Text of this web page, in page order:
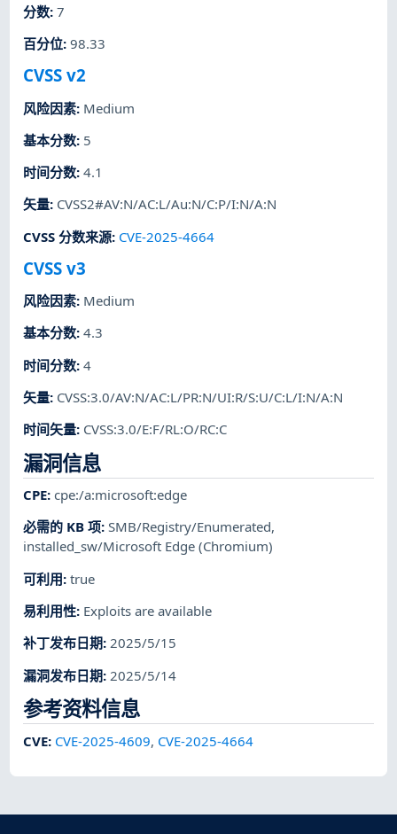
分数:7
百分位:98.33
CVSS v2
风险因素: Medium
基本分数: 5
时间分数:4.1
矢量: CVSS2#AV:N/AC:L/Au:N/C:P/I:N/A:N
CVSS 分数来源: CVE-2025-4664
CVSS v3
风险因素: Medium
基本分数:4.3
时间分数:4
矢量: CVSS:3.0/AV:N/AC:L/PR:N/UI:R/S:U/C:L/I:N/A:N
时间矢量: CVSS:3.0/E:F/RL:O/RC:C
漏洞信息
CPE:cpe:/a:microsoft:edge
必需的 KB 项:SMB/Registry/Enumerated,
installed_sw/Microsoft Edge (Chromium)
可利用:true
易利用性: Exploits are available
补丁发布日期:2025/5/15
漏洞发布日期: 2025/5/14
参考资料信息
CVE: CVE-2025-4609, CVE-2025-4664